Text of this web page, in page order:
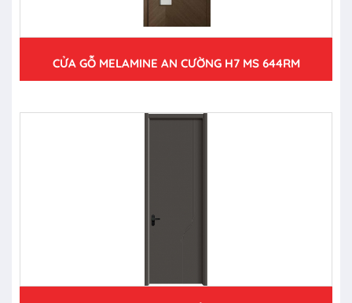
CỬA GỖ MELAMINE AN CƯỜNG H7 MS 644RM